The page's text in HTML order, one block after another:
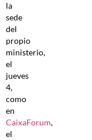
la
sede
del
propio
ministerio,
el
jueves
4,
como
en
CaixaForum,
el